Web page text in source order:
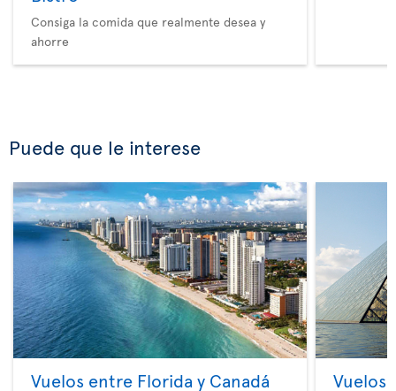
Consiga la comida que realmente desea y
ahorre
Puede que le interese
Vuelos entre Florida y Canadá Vuelos